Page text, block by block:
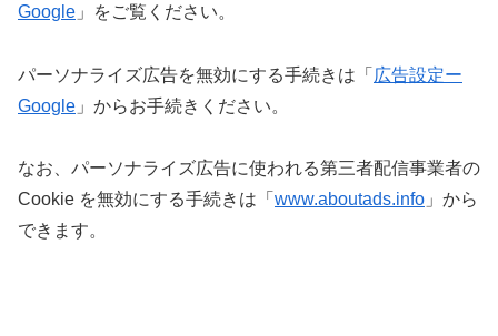
Google 」をご覧ください。
パーソナライズ広告を無効にする手続きは「 広告設定ー
Google 」からお手続きください。
なお、パーソナライズ広告に使われる第三者配信事業者の
Cookie を無効にする手続きは「 www.aboutads.info 」から
できます。